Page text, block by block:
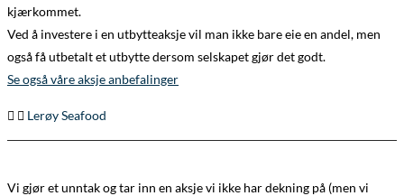
kjærkommet.
Ved å investere i en utbytteaksje vil man ikke bare eie en andel, men
også få utbetalt et utbytte dersom selskapet gjør det godt.
Se også våre aksje anbefalinger
Lerøy Seafood
Vi gjør et unntak og tar inn en aksje vi ikke har dekning på (men vi